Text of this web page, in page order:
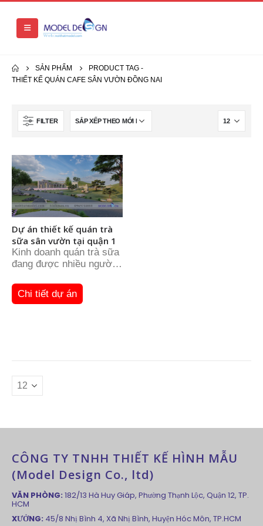
SẢN PHẨM
PRODUCT TAG -
THIẾT KẾ QUÁN CAFE SÂN VƯỜN ĐỒNG NAI
FILTER
Dự án thiết kế quán trà
sữa sân vườn tại quận 1
Kinh doanh quán trà sữa
đang được nhiều người
nhưng để bắt đầu mở
một quán trà sữa đẹp thu
Chi tiết dự án
CÔNG TY TNHH THIẾT KẾ HÌNH MẪU
(Model Design Co., ltd)
VĂN PHÒNG: 182/13 Hà Huy Giáp, Phường Thạnh Lộc, Quận 12, TP.
HCM
XƯỞNG: 45/8 Nhị Bình 4, Xã Nhị Bình, Huyện Hóc Môn, TP.HCM